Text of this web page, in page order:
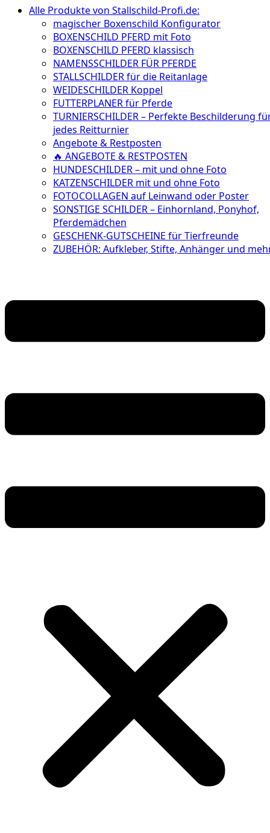
Alle Produkte von Stallschild-Profi.de:
magischer Boxenschild Konfigurator
BOXENSCHILD PFERD mit Foto
BOXENSCHILD PFERD klassisch
NAMENSSCHILDER FÜR PFERDE
STALLSCHILDER für die Reitanlage
WEIDESCHILDER Koppel
FUTTERPLANER für Pferde
TURNIERSCHILDER – Perfekte Beschilderung
jedes Reitturnier
Angebote & Restposten
🔥 ANGEBOTE & RESTPOSTEN
HUNDESCHILDER – mit und ohne Foto
KATZENSCHILDER mit und ohne Foto
FOTOCOLLAGEN auf Leinwand oder Poster
SONSTIGE SCHILDER – Einhornland, Ponyhof,
Pferdemädchen
GESCHENK-GUTSCHEINE für Tierfreunde
ZUBEHÖR: Aufkleber, Stifte, Anhänger und